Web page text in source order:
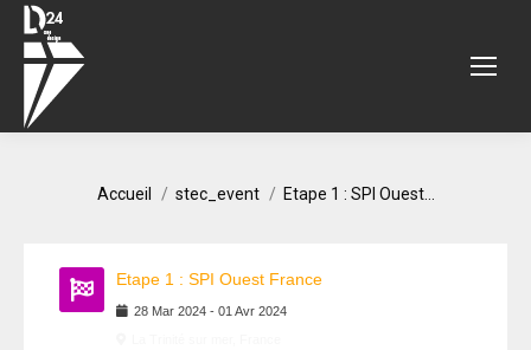
Accueil stec_event Etape 1 : SPI Ouest…
Etape 1 : SPI Ouest France
28 Mar 2024 - 01 Avr 2024